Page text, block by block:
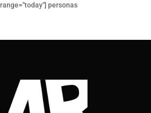
range="today"] personas